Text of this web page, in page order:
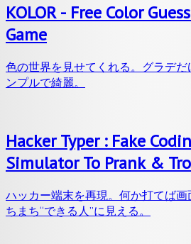
KOLOR - Free Color
Game
色の世界を見せてくれる。グラデ
ンプルで綺麗。
Hacker Typer : Fake
Simulator To Prank &
ハッカー端末を再現。何か打てば
ちまち“できる人”に見える。